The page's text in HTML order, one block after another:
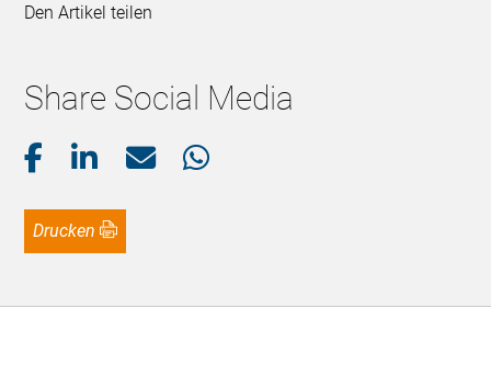
Den Artikel teilen
Share Social Media
Drucken